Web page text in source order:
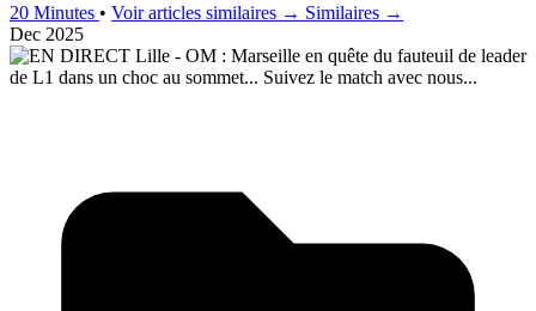
20 Minutes • Voir articles similaires → Similaires →
Dec 2025